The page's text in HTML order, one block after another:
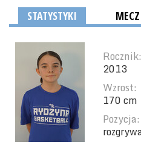
STATYSTYKI
Rocznik:
2013
Wzrost:
170 cm
Pozycja: